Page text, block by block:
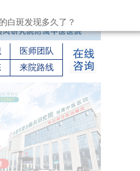
医师团队
来院路线
白斑发现多久了？